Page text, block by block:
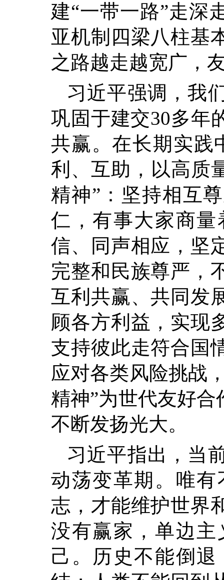
建“一带一路”走深
亚机制四梁八柱基
之路越走越宽广，
习近平强调，我
巩固于建交30多年
共赢。在长期实践
利、互助，以高质
精神”：坚持相互
仁，有事大家商
信、同声相应，坚
完整和民族尊严，
互利共赢、共同发
顾各方利益，实现
支持彼此走符合国
应对各类风险挑战
精神”为世代友好
不断发扬光大。
习近平指出，当
动荡变革期。唯
志，才能维护世界
没有赢家，单边
己。历史不能倒